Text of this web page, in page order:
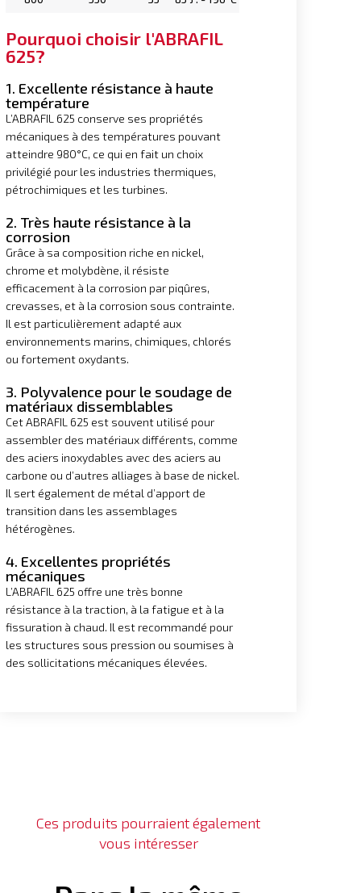
Pourquoi choisir l'ABRAFIL
625?
1. Excellente résistance à haute
température
L’ABRAFIL 625 conserve ses propriétés
mécaniques à des températures pouvant
atteindre 980°C, ce qui en fait un choix
privilégié pour les industries thermiques,
pétrochimiques et les turbines.
2. Très haute résistance à la
corrosion
Grâce à sa composition riche en nickel,
chrome et molybdène, il résiste
efficacement à la corrosion par piqûres,
crevasses, et à la corrosion sous contrainte.
Il est particulièrement adapté aux
environnements marins, chimiques, chlorés
ou fortement oxydants.
3. Polyvalence pour le soudage de
matériaux dissemblables
Cet ABRAFIL 625 est souvent utilisé pour
assembler des matériaux différents, comme
des aciers inoxydables avec des aciers au
carbone ou d’autres alliages à base de nickel.
Il sert également de métal d’apport de
transition dans les assemblages
hétérogènes.
4. Excellentes propriétés
mécaniques
L’ABRAFIL 625 offre une très bonne
résistance à la traction, à la fatigue et à la
fissuration à chaud. Il est recommandé pour
les structures sous pression ou soumises à
des sollicitations mécaniques élevées.
Ces produits pourraient également
vous intéresser